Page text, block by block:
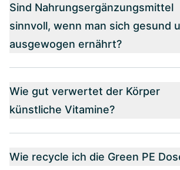
Sind Nahrungsergänzungsmittel
sinnvoll, wenn man sich gesund
ausgewogen ernährt?
Wie gut verwertet der Körper
künstliche Vitamine?
Wie recycle ich die Green PE